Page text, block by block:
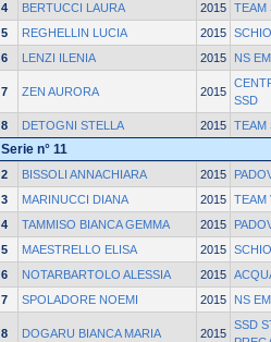
4 BERTUCCI LAURA 2015 TEAM
5
REGHELLIN LUCIA 2015
6
LENZI ILENIA 2015 NS
7 ZEN AURORA 2015
SSD
8 DETOGNI STELLA 2015 TEAM
Serie n° 11
2 BISSOLI ANNACHIARA 2015
3
MARINUCCI DIANA 2015 TEAM
4
TAMMISO BIANCA GEMMA 2015
5
MAESTRELLO ELISA 2015
6
NOTARBARTOLO ALESSIA 2015
7
SPOLADORE NOEMI 2015 NS
8 DOGARU BIANCA MARIA 2015
SSD